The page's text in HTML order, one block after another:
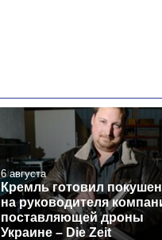
6 августа
Кремль готовил
на руководителя
поставляющей дроны
Украине – Die Zeit